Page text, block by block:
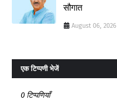
सौगात
August 06, 2026
एक टिप्पणी भेजें
0 टिप्पणियाँ